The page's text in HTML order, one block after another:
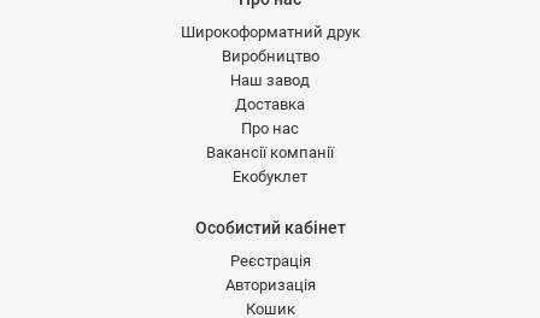
Широкоформатний друк
Виробництво
Наш завод
Доставка
Про нас
Вакансії компанії
Екобуклет
Особистий кабінет
Реєстрація
Авторизація
Кошик